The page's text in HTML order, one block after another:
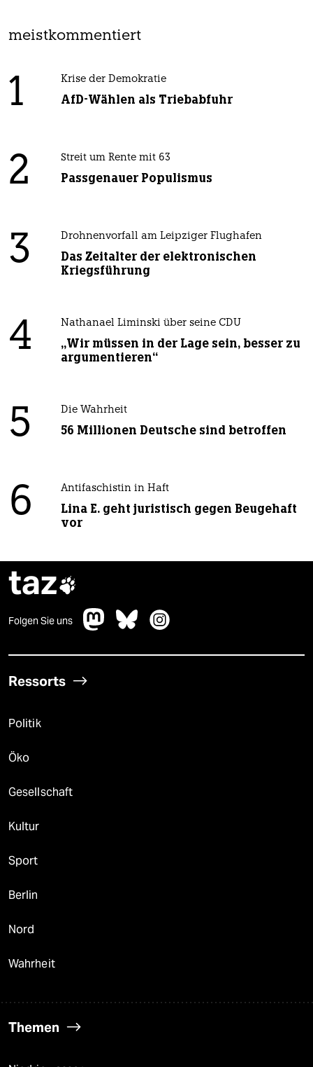
meistkommentiert
1 Krise der Demokratie
AfD-Wählen als Triebabfuhr
2 Streit um Rente mit 63
Passgenauer Populismus
3 Drohnenvorfall am Leipziger Flughafen
Das Zeitalter der elektronischen
Kriegsführung
4 Nathanael Liminski über seine CDU
„Wir müssen in der Lage sein, besser zu
argumentieren“
5 Die Wahrheit
56 Millionen Deutsche sind betroffen
6 Antifaschistin in Haft
Lina E. geht juristisch gegen Beugehaft
vor
taz
Folgen Sie uns
Ressorts
Politik
Öko
Gesellschaft
Kultur
Sport
Berlin
Nord
Wahrheit
Themen